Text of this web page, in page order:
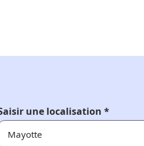
une localisation *